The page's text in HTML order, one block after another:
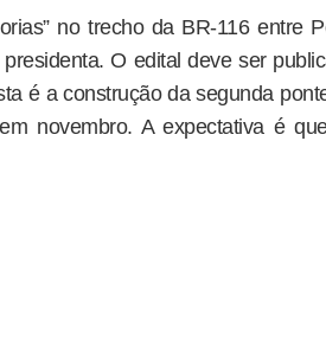
no trecho da BR-116 entre
O edital deve ser
é a construção da segunda
novembro. A expectativa é